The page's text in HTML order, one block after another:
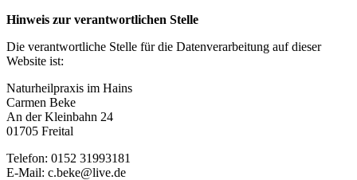
Hinweis zur verantwortlichen Stelle
Die verantwortliche Stelle für die Datenverarbeitung auf dieser
Website ist:
Naturheilpraxis im Hains
Carmen Beke
An der Kleinbahn 24
01705 Freital
Telefon: 0152 31993181
E-Mail: c.beke@live.de